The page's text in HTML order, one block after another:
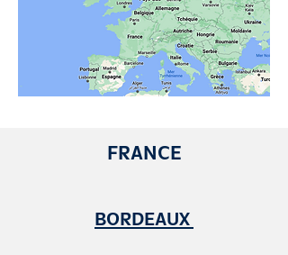
FRANCE
BORDEAUX